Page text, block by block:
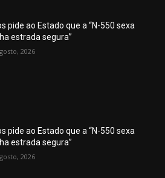
pide ao Estado que a “N-550 sexa
estrada segura”
2026
pide ao Estado que a “N-550 sexa
estrada segura”
2026